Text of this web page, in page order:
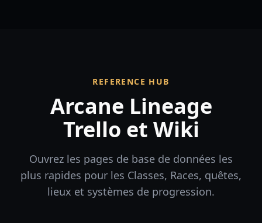
REFERENCE HUB
Arcane Lineage
Trello et Wiki
Ouvrez les pages de base de données les
plus rapides pour les Classes, Races, quêtes,
lieux et systèmes de progression.